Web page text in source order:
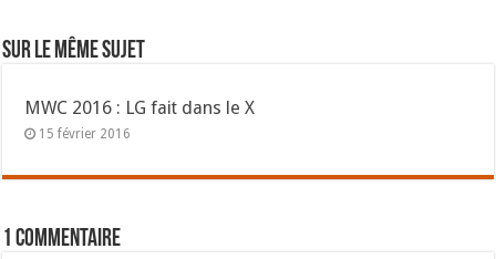
Sur le même sujet
MWC 2016 : LG fait dans le X
15 février 2016
1 commentaire